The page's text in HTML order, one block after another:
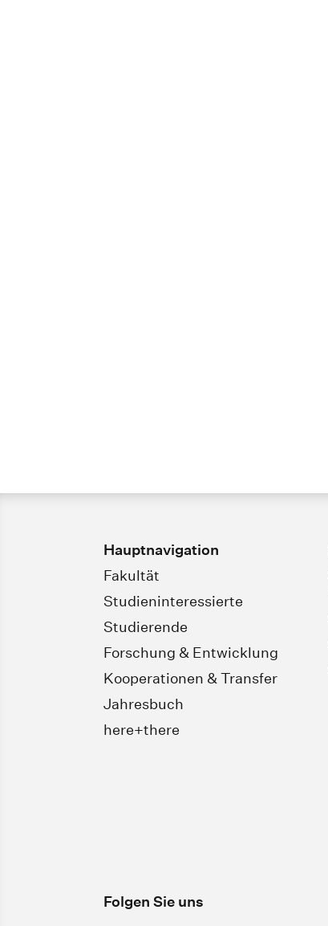
Hauptnavigation
Fakultät
Studieninteressierte
Studierende
Forschung & Entwicklung
Kooperationen & Transfer
Jahresbuch
here+there
Folgen Sie uns